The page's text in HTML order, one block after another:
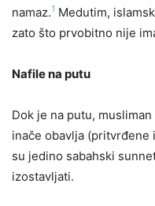
namaz.1 Medutim,
zato što prvobitno nije
Nafile na putu
Dok je na putu,
inače obavlja (pritvrđene
su jedino sabahski
izostavljati.